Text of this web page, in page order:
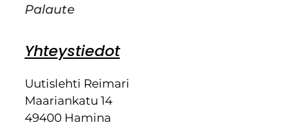
Palaute
Yhteystiedot
Uutislehti Reimari
Maariankatu 14
49400 Hamina